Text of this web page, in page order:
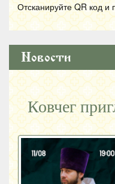
Отсканируйте QR код и
Новости
Ковчег